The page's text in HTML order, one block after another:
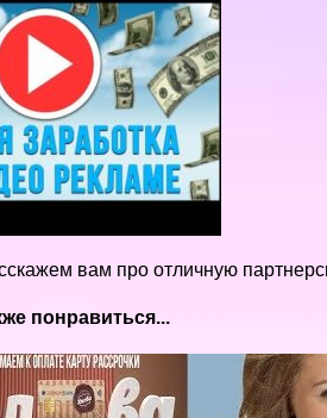
вам про отличную
понравиться...